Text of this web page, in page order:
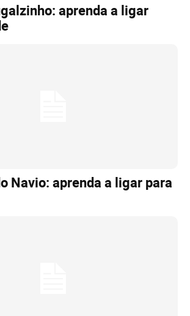
aprenda a ligar
Navio: aprenda a ligar para